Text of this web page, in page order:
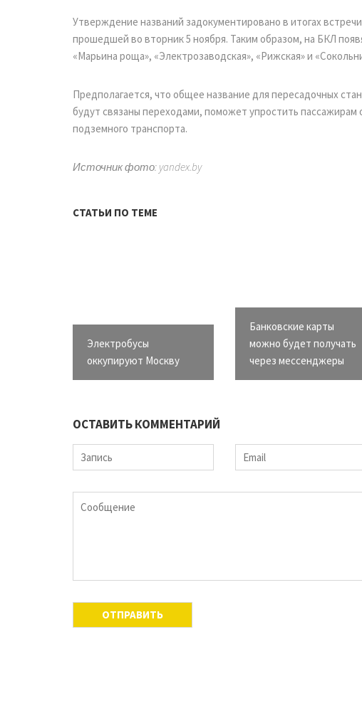
Утверждение названий задокументировано в итогах
прошедшей во вторник 5 ноября. Таким образом, на БКЛ
«Марьина роща», «Электрозаводская», «Рижская» и
Предполагается, что общее название для пересадочных
будут связаны переходами, поможет упростить
подземного транспорта.
Источник фото: yandex.by
СТАТЬИ ПО ТЕМЕ
Электробусы
оккупируют Москву
Банковские карты
можно будет получать
через мессенджеры
ОСТАВИТЬ КОММЕНТАРИЙ